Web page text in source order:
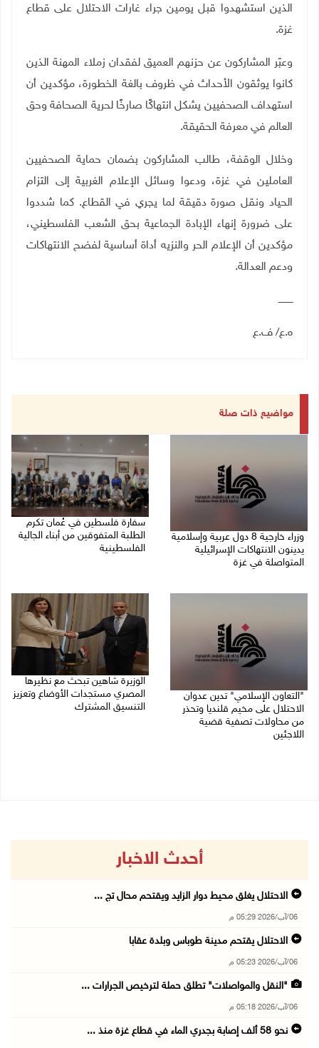
الذين استشهدوا قبل يومين جراء غارات الاحتلال على قطاع
غزة.
وعبّر المشاركون عن حزنهم العميق لفقدان زملاء المهنة الذين
كانوا يوثقون الأحداث في ظروف بالغة الخطورة، مؤكدين أن
استهداف الصحفيين يشكل انتهاكًا صارخًا لحرية الصحافة وحق
العالم في معرفة الحقيقة.
وخلال الوقفة، طالب المشاركون بضمان حماية الصحفيين
العاملين في غزة، ودعوا وسائل الإعلام الغربية إلى التزام
الحياد ونقل صورة دقيقة لما يجري في القطاع. كما شددوا
على ضرورة إنهاء الإبادة الجماعية بحق الشعب الفلسطيني،
مؤكدين أن الإعلام الحر والنزيه أداة أساسية لفضح الانتهاكات
ودعم العدالة.
ــــــــــ
ه.ع/ ف.ع
مواضيع ذات صلة
وزراء خارجية 8 دول عربية وإسلامية
يدينون الانتهاكات الإسرائيلية
المتواصلة في غزة
سفارة فلسطين في عُمان تكرم
الطلبة المتفوقين من أبناء الجالية
الفلسطينية
"التعاون الإسلامي" تدين عدوان
الاحتلال على مخيم قلنديا وتحذر
من محاولات تصفية قضية
اللاجئين
الوزيرة شاهين تبحث مع نظيرها
المصري مستجدات الأوضاع وتعزيز
التنسيق المشترك
أحدث الاخبار
الاحتلال يغلق محيط دوار الزايد ويقتحم محال تج ...
06/آب/2026 05:29 م
الاحتلال يقتحم مدينة طوباس وبلدة عقابا
06/آب/2026 05:23 م
"النقل والمواصلات" تطلق حملة لترخيص الجرارات ...
06/آب/2026 05:18 م
نحو 58 ألف إصابة بجدري الماء في قطاع غزة منذ ...